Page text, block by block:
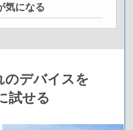
気になる
のデバイスを
試せる